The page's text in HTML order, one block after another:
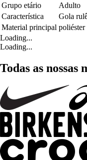
Grupo etário
Adulto
Característica
Gola
Material principal poliéster
Loading...
Loading...
Todas as nossas